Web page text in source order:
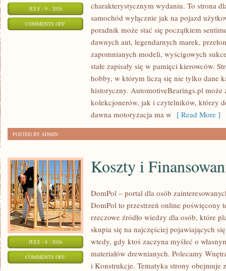
JULY - 9 - 2026
COMMENTS OFFON
SAMOCHODY
charakterystycznym wydaniu. To strona
samochód wyłącznie jak na pojazd
poradnik może stać się początkiem
dawnych aut, legendarnych marek,
zapomnianych modeli, wyścigowych
stałe zapisały się w pamięci kierowców.
hobby, w którym liczą się nie tylko dane
historyczny. AutomotiveBearings.pl może
kolekcjonerów, jak i czytelników, którzy
dawna motoryzacja ma w [ Read More ]
POSTED BY ADMIN
JULY - 8 - 2026
COMMENTS OFFON
Koszty i
DomPol – portal dla osób
DomPol to przestrzeń online poświęcony
rzeczowe źródło wiedzy dla osób, które
skupia się na najczęściej pojawiających
wtedy, gdy ktoś zaczyna myśleć o
materiałów drewnianych. Polecamy
i Konstrukcje. Tematyka strony obejmuje